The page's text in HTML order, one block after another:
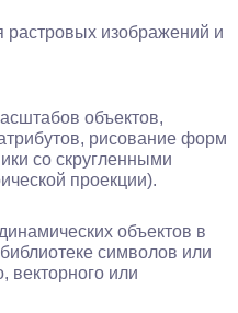
изображений и
объектов,
рисование форм
со скругленными
проекции).
объектов в
символов или
векторного или